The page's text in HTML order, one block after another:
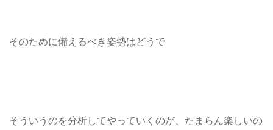
そのために備えるべき姿勢はどうで
そういうのを分析してやっていくのが、たまらん楽しいの